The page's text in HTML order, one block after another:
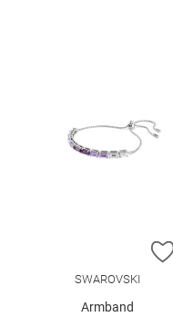
SWAROVSKI
Armband